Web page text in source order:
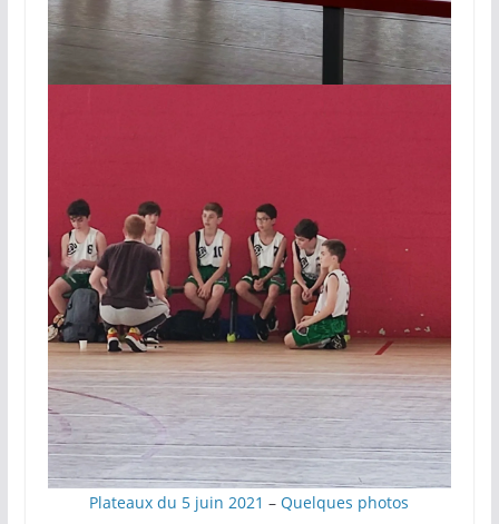
Plateaux du 5 juin 2021 –Quelques photos